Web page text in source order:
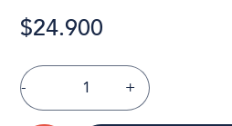
$24.900
- +